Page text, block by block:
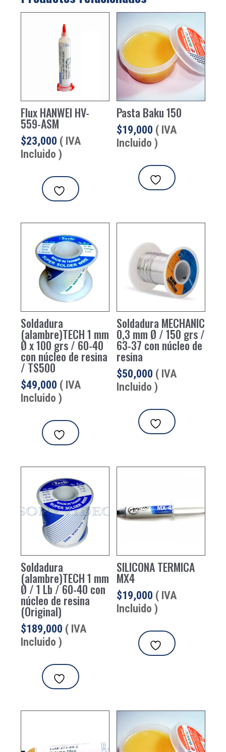
Flux HANWEI HV-
559-ASM
$23,000 ( IVA
Incluido )
Pasta Baku 150
$19,000 ( IVA
Incluido )
Soldadura
(alambre)TECH 1 mm
Ø x 100 grs / 60-40
con núcleo de resina
/ TS500
$49,000 ( IVA
Incluido )
Soldadura MECHANIC
0,3 mm Ø / 150 grs /
63-37 con núcleo de
resina
$50,000 ( IVA
Incluido )
Soldadura
(alambre)TECH 1 mm
Ø / 1 Lb / 60-40 con
núcleo de resina
(Original)
$189,000 ( IVA
Incluido )
SILICONA TERMICA
MX4
$19,000 ( IVA
Incluido )